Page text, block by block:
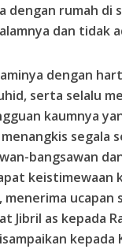
dengan rumah di
dan tidak
dengan
serta selalu
kaumnya
segala
bangsawan
keistimewaan
ucapan
Jibril as kepada
kepada